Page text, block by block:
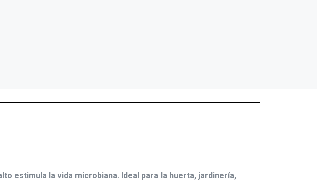
estimula la vida microbiana. Ideal para la huerta, jardinería,